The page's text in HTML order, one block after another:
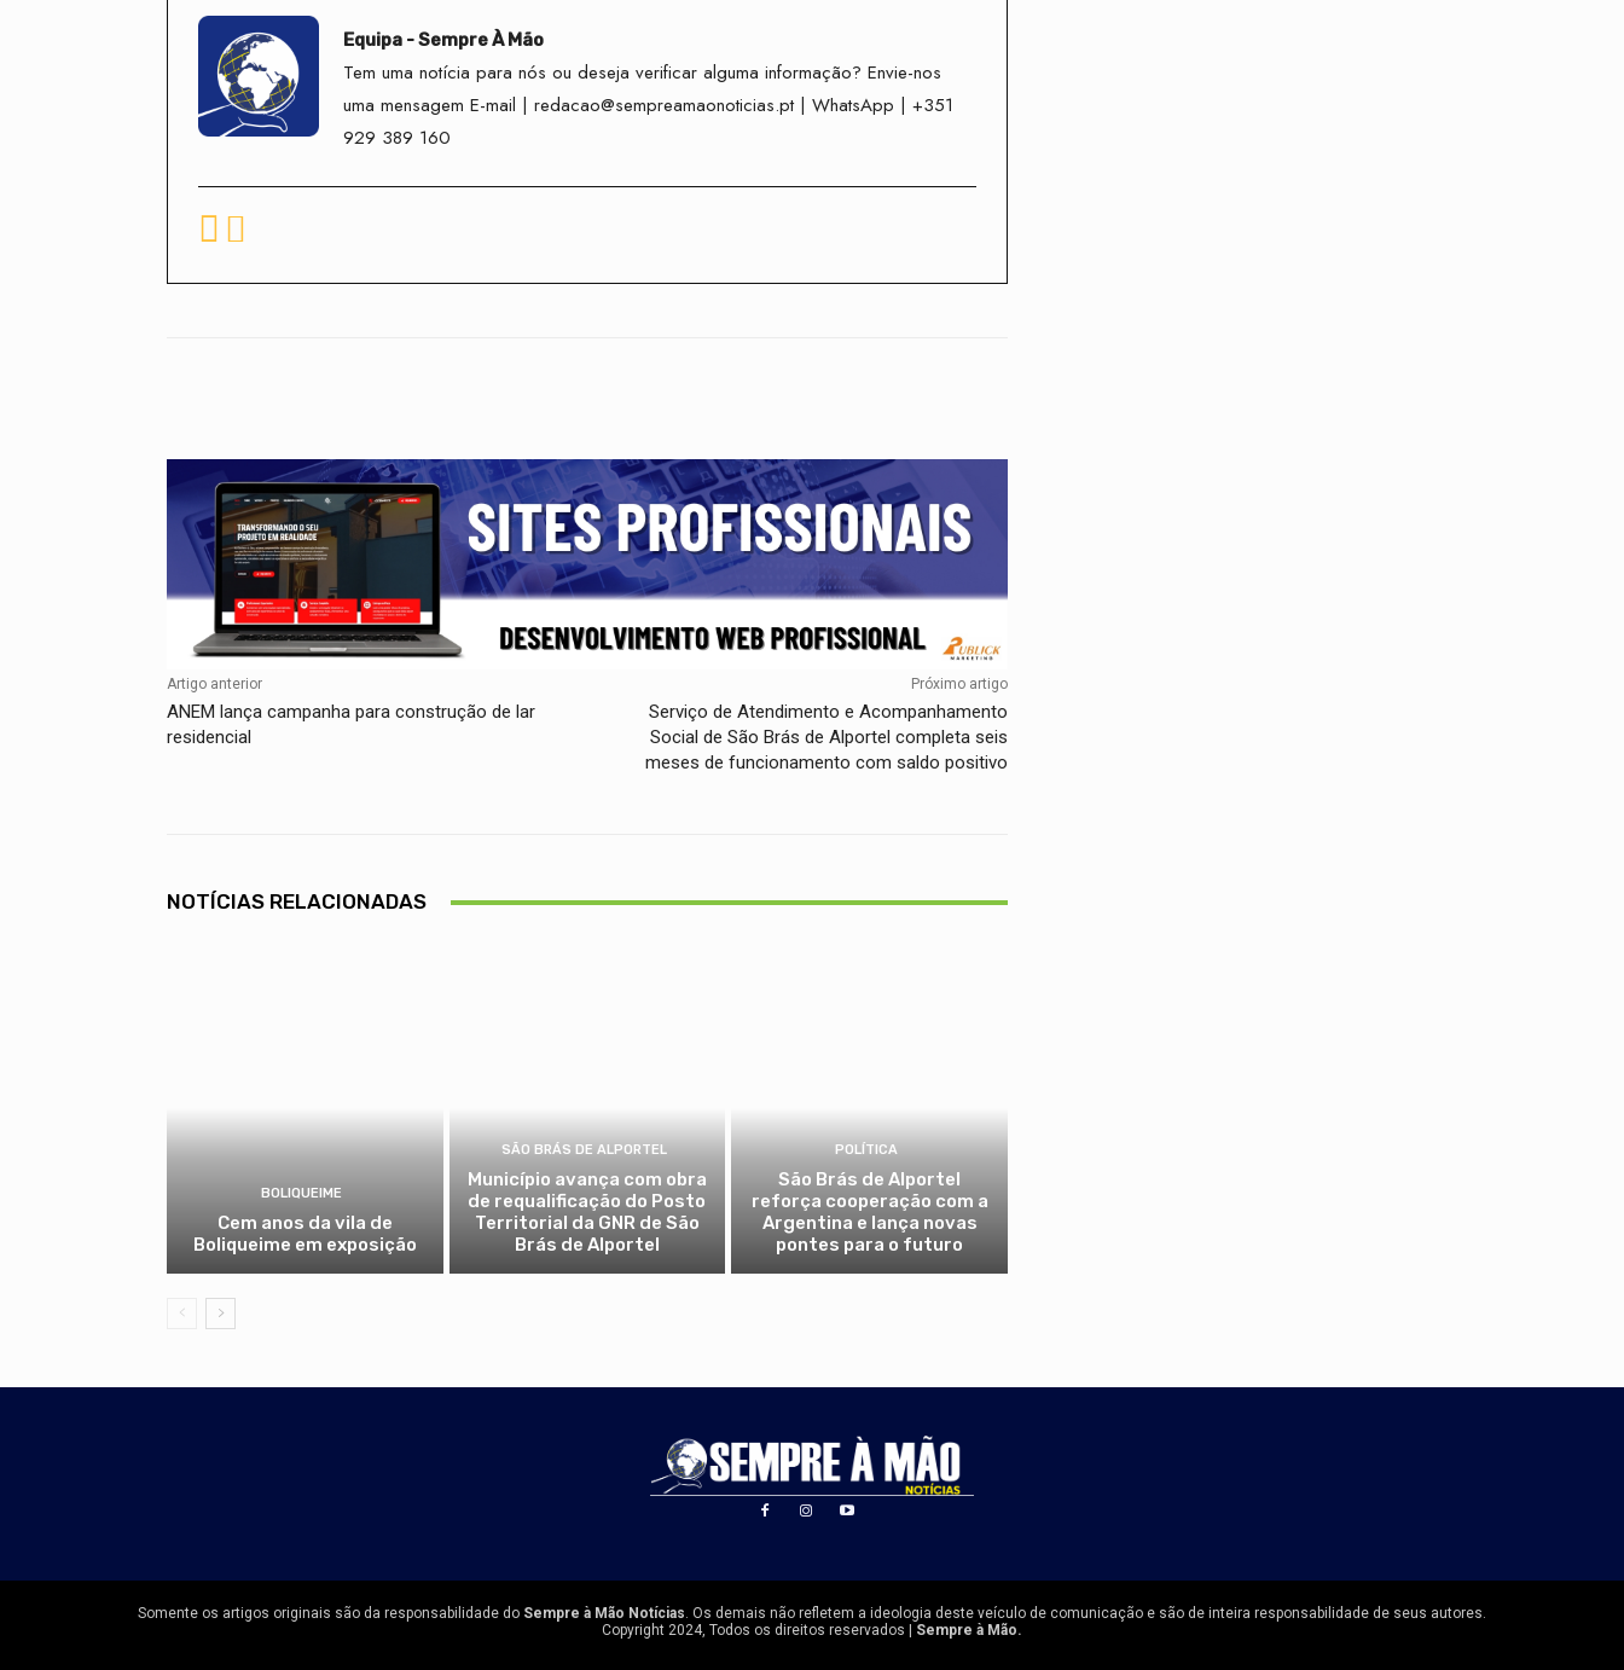
Equipa - Sempre À Mão
Tem uma notícia para nós ou deseja verificar alguma informação? Envie-nos
uma mensagem E-mail | redacao@sempreamaonoticias.pt | WhatsApp | +351
929 389 160
Artigo anterior
ANEM lança campanha para construção de lar
residencial
Próximo artigo
Serviço de Atendimento e Acompanhamento
Social de São Brás de Alportel completa seis
meses de funcionamento com saldo positivo
NOTÍCIAS RELACIONADAS
BOLIQUEIME
Cem anos da vila de
Boliqueime em exposição
SÃO BRÁS DE ALPORTEL
Município avança com obra
de requalificação do Posto
Territorial da GNR de São
Brás de Alportel
POLÍTICA
São Brás de Alportel
reforça cooperação com a
Argentina e lança novas
pontes para o futuro
Somente os artigos originais são da responsabilidade do Sempre à Mão Notícias. Os demais não refletem a ideologia deste veículo de comunicação e são de inteira responsabilidade de seus autores.
Copyright 2024, Todos os direitos reservados | Sempre à Mão.